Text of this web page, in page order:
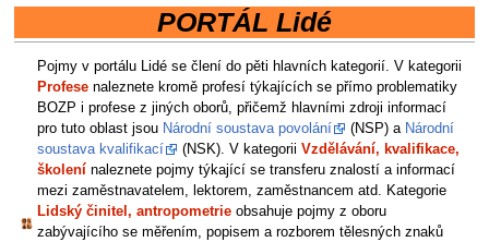
na
navigaci
na
vyhledávání
PORTÁL Lidé
Pojmy v portálu Lidé se člení do pěti hlavních kategorií. V kategorii
Profesenaleznete kromě profesí týkajících se přímo problematiky
BOZP i profese z jiných oborů, přičemž hlavními zdroji informací
pro tuto oblast jsou Národní soustava povolání (NSP) a Národní
soustava kvalifikací
(NSK). V kategorii Vzdělávání, kvalifikace,
školení naleznete pojmy týkající se transferu znalostí a informací
mezi zaměstnavatelem, lektorem, zaměstnancem atd. Kategorie
Lidský činitel, antropometrieobsahuje pojmy z oboru
zabývajícího se měřením, popisem a rozborem tělesných znaků